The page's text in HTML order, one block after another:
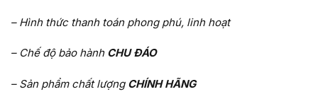
– Hình thức thanh toán phong phú, linh hoạt
– Chế độ bảo hành CHU ĐÁO
– Sản phẩm chất lượng CHÍNH HÃNG